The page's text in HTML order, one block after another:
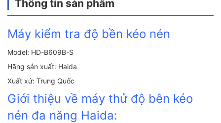
Thông tin sản phẩm
Máy kiểm tra độ bền kéo nén
Model: HD-B609B-S
Hãng sản xuất: Haida
Xuất xứ: Trung Quốc
Giới thiệu về máy thử độ bên kéo
nén đa năng Haida: